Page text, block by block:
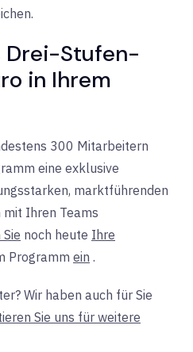
Drei-Stufen-
in Ihrem
300 Mitarbeitern
eine exklusive
marktführenden
mit Ihren Teams
Sie noch heute Ihre
Programm ein .
Wir haben auch für Sie
Sie uns für weitere